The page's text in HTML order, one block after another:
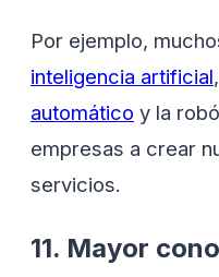
Por ejemplo,
inteligencia artificial
automático y la
empresas a crear
servicios.
11. Mayor